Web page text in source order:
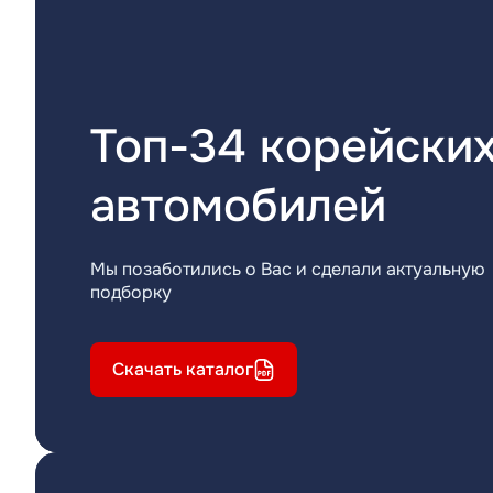
Топ-34
автомобилей
Мы позаботились о Вас и сделали актуальную
подборку
Скачать каталог